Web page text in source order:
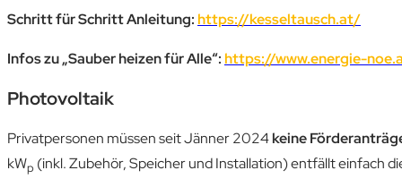
Schritt für Schritt Anleitung:https://kesseltausch.at/
Infos zu „Sauber heizen für Alle“:https://www.energie-
Photovoltaik
Privatpersonen müssen seit Jänner 2024keine
kWp (inkl. Zubehör, Speicher und Installation) entfällt einfach